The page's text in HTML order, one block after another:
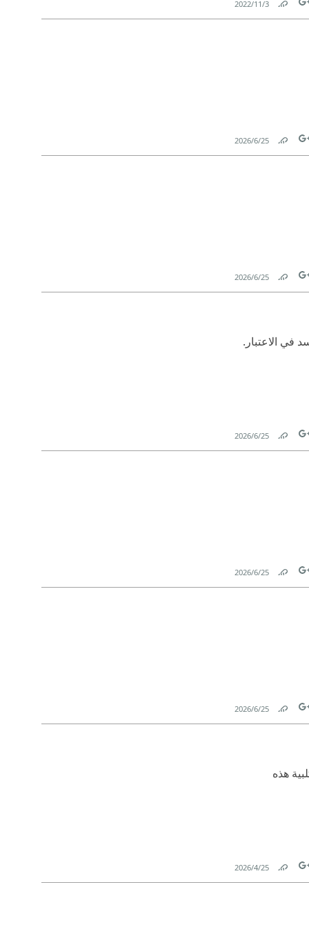
Link
3‏/11‏/2022
Link
25‏/6‏/2026
Link
25‏/6‏/2026
في الاعتبار.
Link
25‏/6‏/2026
Link
25‏/6‏/2026
Link
25‏/6‏/2026
هذه
Link
25‏/4‏/2026